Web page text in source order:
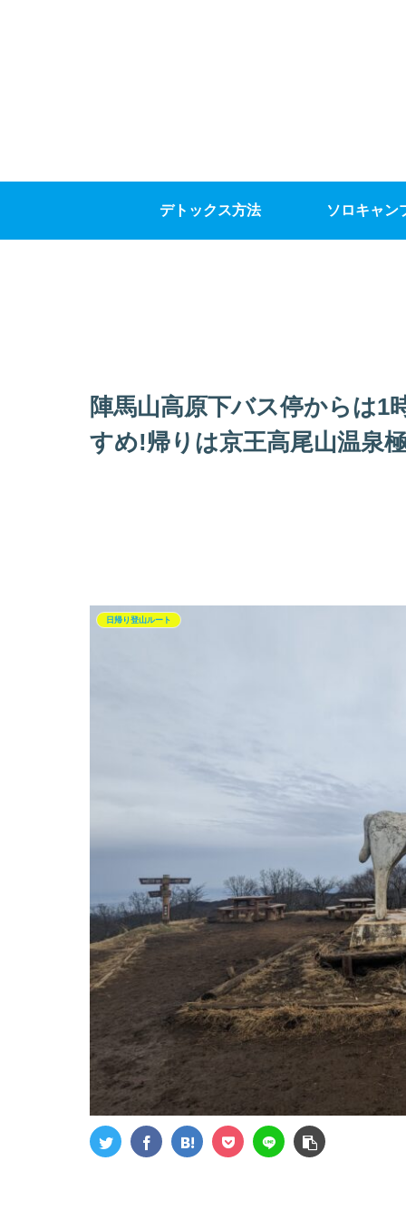
デトックス方法 ソロキャン
陣馬山高原下バス停からは1
すめ!帰りは京王高尾山温泉
日帰り登山ルート